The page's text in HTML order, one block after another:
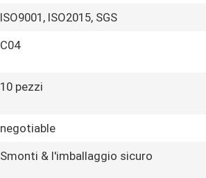
ISO9001, ISO2015, SGS
C04
10 pezzi
negotiable
Smonti & l'imballaggio sicuro